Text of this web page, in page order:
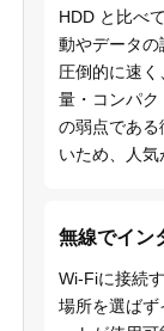
HDD と比べ
動やデータの
圧倒的に速
量・コンパク
の弱点である
いため、人気
無線でイン
Wi-Fiに接続
場所を選ばず